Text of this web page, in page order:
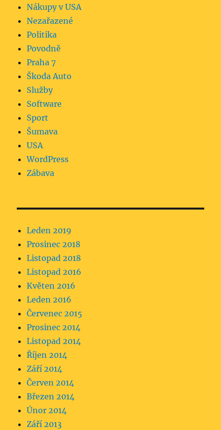
Nákupy v USA
Nezařazené
Politika
Povodně
Praha 7
Škoda Auto
Služby
Software
Sport
Šumava
USA
WordPress
Zábava
Leden 2019
Prosinec 2018
Listopad 2018
Listopad 2016
Květen 2016
Leden 2016
Červenec 2015
Prosinec 2014
Listopad 2014
Říjen 2014
Září 2014
Červen 2014
Březen 2014
Únor 2014
Září 2013